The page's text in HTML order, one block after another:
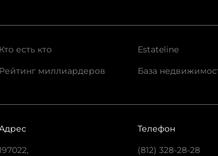
Кто есть кто
Рейтинг миллиардеров
Estateline
База
Телефон
(812) 328-28-28